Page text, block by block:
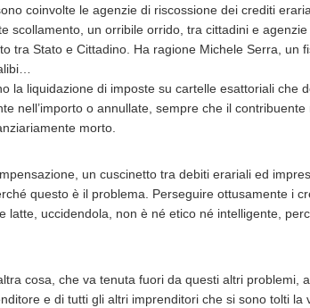
coinvolte le agenzie di riscossione dei crediti
scollamento, un orribile orrido, tra cittadini e
tra Stato e Cittadino. Ha ragione Michele Serra, un
la liquidazione di imposte su cartelle esattoriali che
nell’importo o annullate, sempre che il contribuente
morto.
un cuscinetto tra debiti erariali ed
questo è il problema. Perseguire ottusamente i
latte, uccidendola, non è né etico né intelligente,
cosa, che va tenuta fuori da questi altri problemi,
e di tutti gli altri imprenditori che si sono tolti la